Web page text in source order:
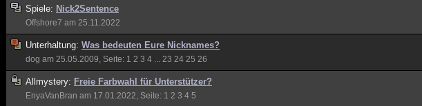
Spiele: Nick2Sentence
Offshore7 am 25.11.2022
Unterhaltung: Was bedeuten Eure Nicknames?
dog am 25.05.2009, Seite: 1 2 3 4 23 24 25 26
Allmystery: Freie Farbwahl für Unterstützer?
EnyaVanBran am 17.01.2022, Seite: 1 2 3 4 5